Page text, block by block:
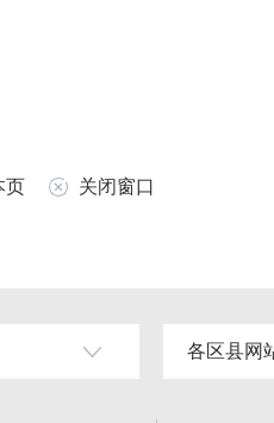
页 关闭窗口
各区县网